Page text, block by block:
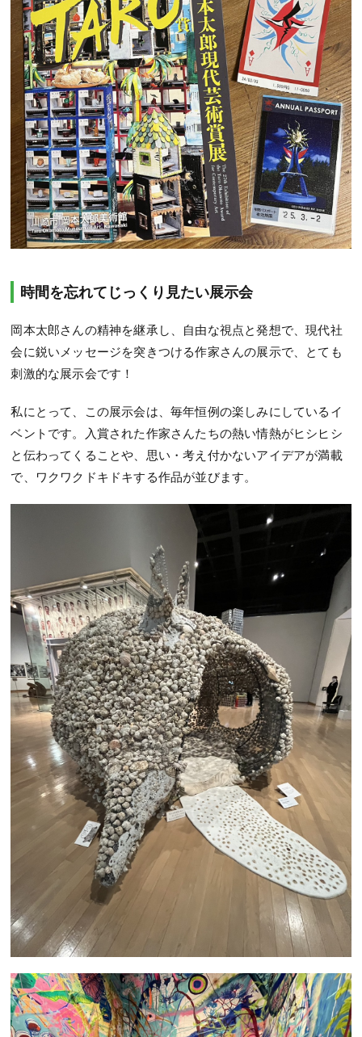
時間を忘れてじっくり見たい展示会
岡本太郎さんの精神を継承し、自由な視点と発想で、現代社
会に鋭いメッセージを突きつける作家さんの展示で、とても
刺激的な展示会です！
私にとって、この展示会は、毎年恒例の楽しみにしているイ
ベントです。入賞された作家さんたちの熱い情熱がヒシヒシ
と伝わってくることや、思い・考え付かないアイデアが満載
で、ワクワクドキドキする作品が並びます。